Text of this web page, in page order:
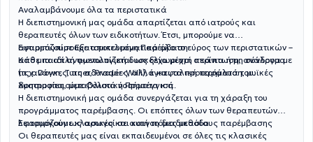
Αναλαμβάνουμε όλα τα περιστατικά
Η διεπιστημονική μας ομάδα απαρτίζεται από ιατρούς και
θεραπευτές όλων των ειδικοτήτων. Έτσι, μπορούμε να
αντιμετωπίσουμε αποτελεσματικά όλο το εύρος των περιστατικών –
από μια απλή φωνολογική δυσκολία μέχρι σπάνια ή μη σύνδρομα
(π.χ. Down, Turner, Prader-Willi), εγκεφαλική παράλυση, μυϊκές
δυστροφίες, μεταβολικά νοσήματα κ.ά.
Εφαρμόζουμε Εξατομικευμένη Παρέμβαση
Κάθε παιδί αντιμετωπίζεται ως ξεχωριστή περίπτωση, ανάλογα με
τις ανάγκες, τις αδυναμίες, αλλά και τα προτερήματά του.
Χρησιμοποιούμε Ολιστική Προσέγγιση
Η διεπιστημονική μας ομάδα συνεργάζεται για τη χάραξη του
προγράμματος παρέμβασης. Οι επόπτες όλων των θεραπευτών
λειτουργούν ως αρωγοί σε αυτή τη διαδικασία.
Εφαρμόζουμε κλασικές και καινοτόμες μεθόδους παρέμβασης
Οι θεραπευτές μας είναι εκπαιδευμένοι σε όλες τις κλασικές